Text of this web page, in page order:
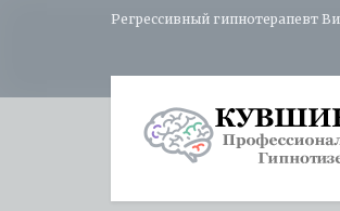
Регрессивный гипнотерапевт